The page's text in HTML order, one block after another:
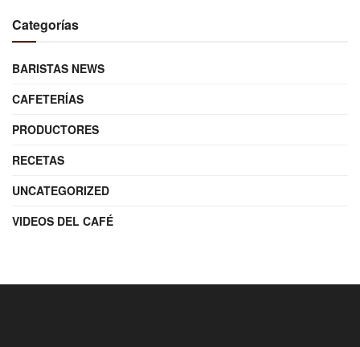
Categorías
BARISTAS NEWS
CAFETERÍAS
PRODUCTORES
RECETAS
UNCATEGORIZED
VIDEOS DEL CAFÉ